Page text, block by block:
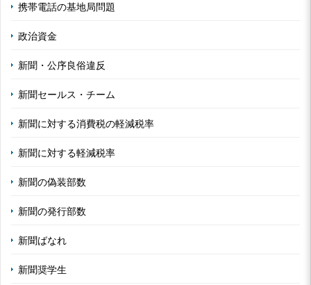
携帯電話の基地局問題
政治資金
新聞・公序良俗違反
新聞セールス・チーム
新聞に対する消費税の軽減税率
新聞に対する軽減税率
新聞の偽装部数
新聞の発行部数
新聞ばなれ
新聞奨学生